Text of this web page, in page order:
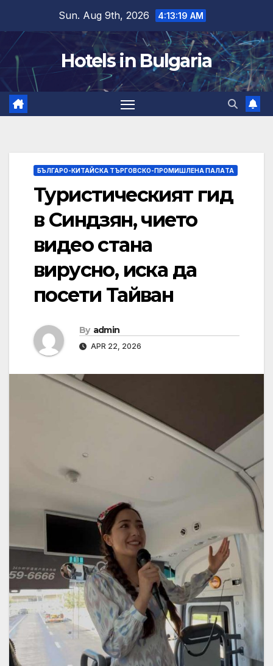
content
Sun. Aug 9th, 2026 4:13:20 AM
Hotels in Bulgaria
БЪЛГАРО-КИТАЙСКА ТЪРГОВСКО-ПРОМИШЛЕНА ПАЛAТА
Туристическият гид
в Синдзян, чието
видео стана
вирусно, иска да
посети Тайван
By admin
APR 22, 2026